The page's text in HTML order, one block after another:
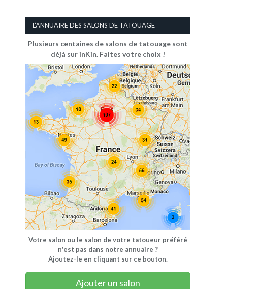
L’ANNUAIRE DES SALONS DE TATOUAGE
Plusieurs centaines de salons de tatouage sont
déjà sur inKin. Faites votre choix !
Votre salon ou le salon de votre tatoueur préféré
n'est pas dans notre annuaire ?
Ajoutez-le en cliquant sur ce bouton.
Ajouter un salon